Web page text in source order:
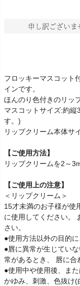
申し訳ございま
フロッキーマスコット
インです。
ほんのり色付きのリッ
マスコットサイズ:約
す。)
リップクリーム本体サ
【ご使用方法】
リップクリームを2～
【ご使用上の注意】
＜リップクリーム＞
15才未満のお子様が使
に使用してください。
さい。
●使用方法以外の目的
●唇に異常が生じてい
常があるとき、 唇に合
●使用中や使用後、ま
かゆみ、刺激、色抜け